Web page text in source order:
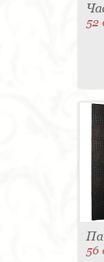
52
56